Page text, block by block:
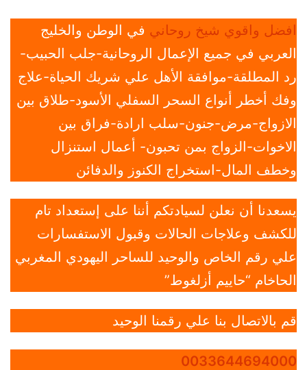
افضل واقوي شيخ روحاني في الوطن والخليج
العربي في جميع الإعمال الروحانية-جلب الحبيب-
رد المطلقة-موافقة الأهل علي شريك الحياة-علاج
وفك أخطر أنواع السحر السفلي الأسود-طلاق بين
الازواج-مرض-جنون-سلب ارادة-فراق بين
الاخوات-الزواج بمن تحبون- أعمال استنزال
وخطف المال-استخراج الكنوز والدفائن
يسعدنا أن نعلن لسيادتكم أننا على إستعداد تام
للكشف وعلاجات الحالات وقبول الاستفسارات
علي رقم الخاص والوحيد للساحر اليهودي المغربي
الحاخام “حاييم أزلغوط”
قم بالاتصال بنا علي رقمنا الوحيد
0033644694000